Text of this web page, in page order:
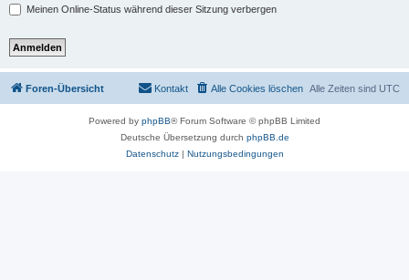
Meinen Online-Status während dieser Sitzung verbergen
Foren-Übersicht Alle Zeiten sind UTC
Alle Cookies löschen
Kontakt
Powered by phpBB® Forum Software © phpBB Limited
Deutsche Übersetzung durch phpBB.de
Datenschutz| Nutzungsbedingungen